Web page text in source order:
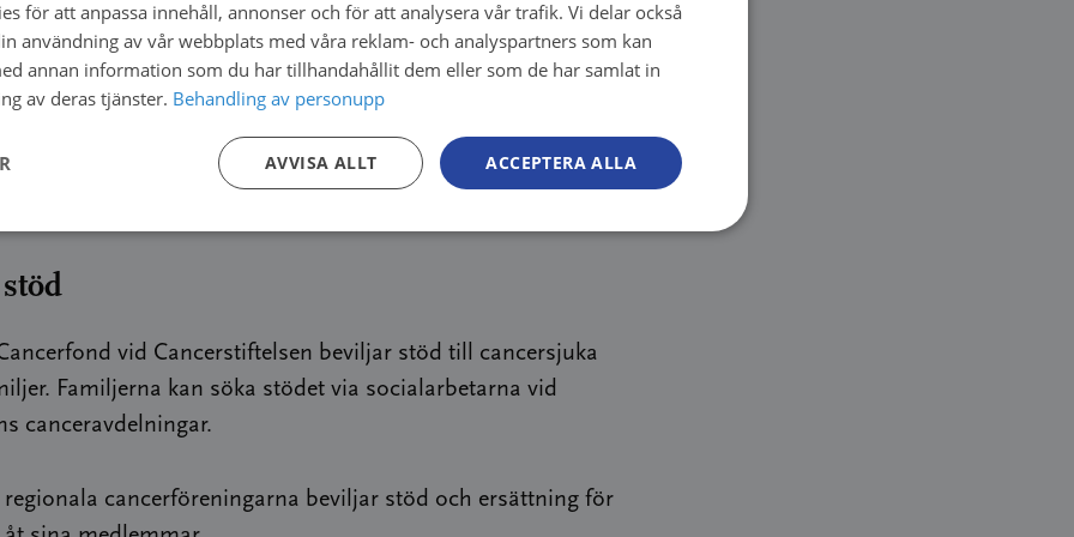
kan endast betalas ut till ett finskt bankkonto.
sjukdomen orsakar ekonomiska svårigheter, kontakta
vid det vårdande cancersjukhuset.
henkilötietojen käsittelystä.
vid Cancerstiftelsen beviljar stöd till cancersjuka
Familjerna kan söka stödet via socialarbetarna vid
canceravdelningar.
regionala cancerföreningarna beviljar stöd och ersättning för
FINNISH
FINNISH
för att anpassa innehåll, annonser och för att analysera vår trafik. Vi delar också
användning av vår webbplats med våra reklam- och analyspartners som kan
annan information som du har tillhandahållit dem eller som de har samlat in
av deras tjänster. Behandling av personupp
ACCEPTERA ALLA
AVVISA ALLT